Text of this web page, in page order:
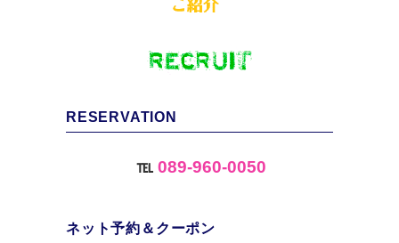
RESERVATION
℡ 089-960-0050
ネット予約＆クーポン